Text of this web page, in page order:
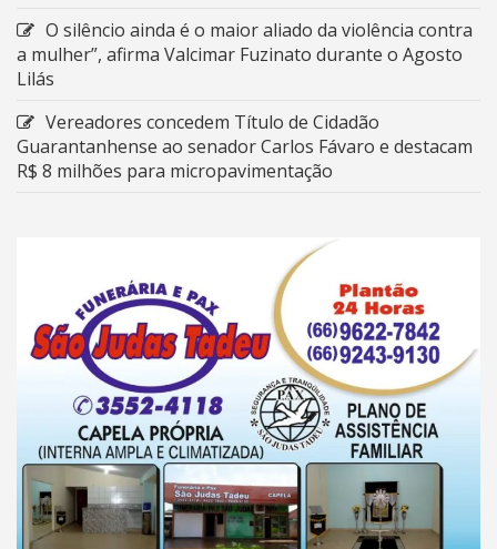
O silêncio ainda é o maior aliado da violência contra
a mulher”, afirma Valcimar Fuzinato durante o Agosto
Lilás
Vereadores concedem Título de Cidadão
Guarantanhense ao senador Carlos Fávaro e destacam
R$ 8 milhões para micropavimentação